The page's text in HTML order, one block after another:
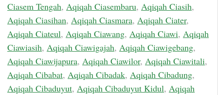
Ciasem Tengah, Aqiqah Ciasembaru, Aqiqah Ciasih,
Aqiqah Ciasihan, Aqiqah Ciasmara, Aqiqah Ciater,
Aqiqah Ciateul, Aqiqah Ciawang, Aqiqah Ciawi, Aqiqah
Ciawiasih, Aqiqah Ciawigajah, Aqiqah Ciawigebang,
Aqiqah Ciawijapura, Aqiqah Ciawilor, Aqiqah Ciawitali,
Aqiqah Cibabat, Aqiqah Cibadak, Aqiqah Cibadung,
Aqiqah Cibaduyut, Aqiqah Cibaduyut Kidul, Aqiqah